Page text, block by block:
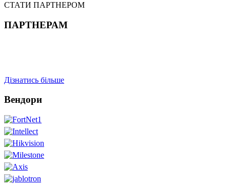
СТАТИ ПАРТНЕРОМ
ПАРТНЕРАМ
Дізнатись більше
Вендори